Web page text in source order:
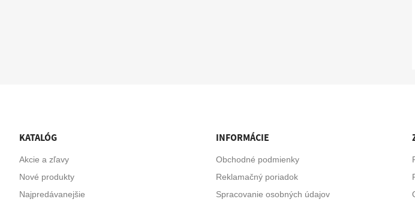
KATALÓG
Akcie a zľavy
Nové produkty
Najpredávanejšie
INFORMÁCIE
Obchodné podmienky
Reklamačný poriadok
Spracovanie osobných údajov